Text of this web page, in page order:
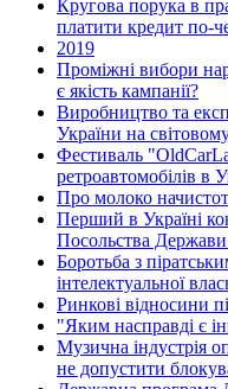
Кругова порука в
платити кредит по-
2019
Проміжні вибори
є якість кампанії?
Виробництво та
України на
Фестиваль
ретроавтомобілів в
Про молоко
Перший в Україні
Посольства Держави
Боротьба з
інтелектуальної
Ринкові відносини
"Яким насправді є
Музична індустрія
не допустити